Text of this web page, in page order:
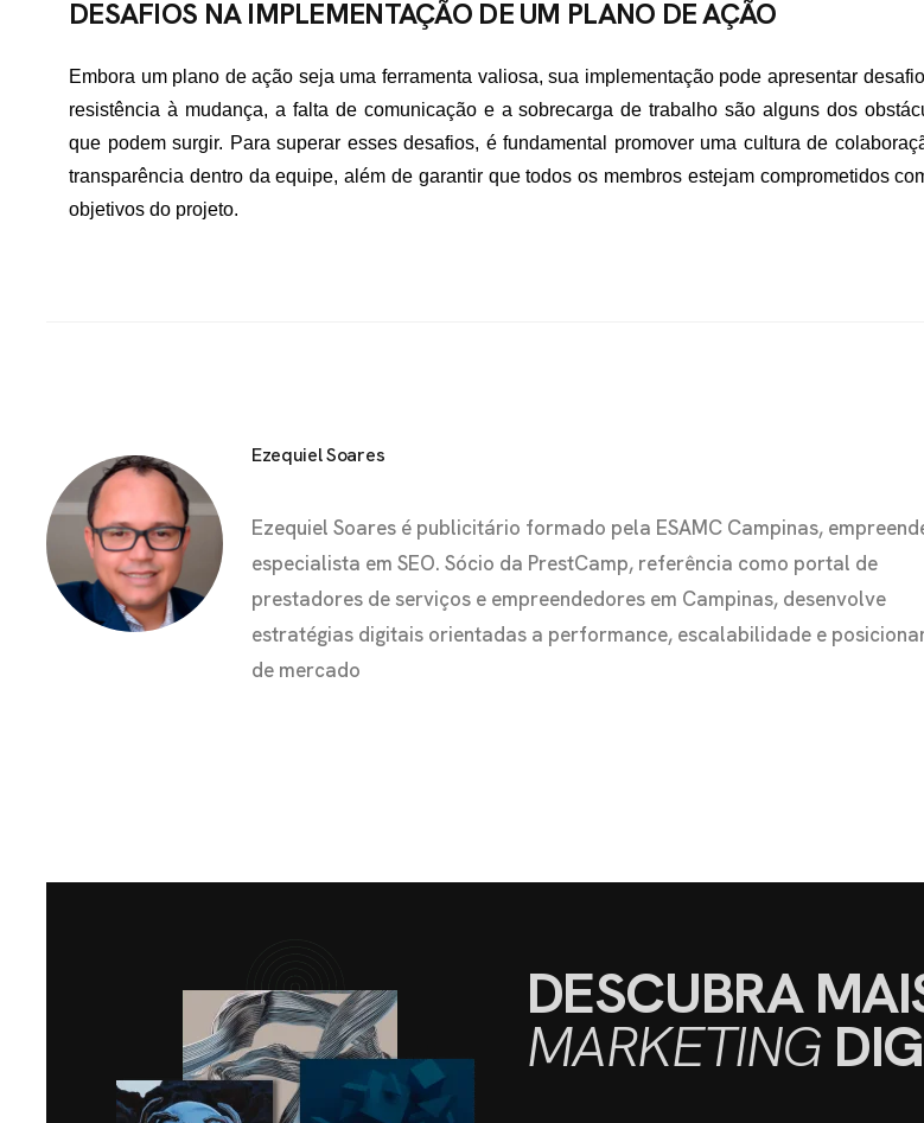
DESAFIOS NA IMPLEMENTAÇÃO DE UM PLANO DE AÇÃO
Embora um plano de ação seja uma ferramenta valiosa, sua implementação pode apresentar
resistência à mudança, a falta de comunicação e a sobrecarga de trabalho são alguns dos
que podem surgir. Para superar esses desafios, é fundamental promover uma cultura de
transparência dentro da equipe, além de garantir que todos os membros estejam comprometidos
objetivos do projeto.
Ezequiel Soares
Ezequiel Soares é publicitário formado pela ESAMC Campinas,
especialista em SEO. Sócio da PrestCamp, referência como portal de
prestadores de serviços e empreendedores em Campinas, desenvolve
estratégias digitais orientadas a performance, escalabilidade e
de mercado
DESCUBRA
MARKETING